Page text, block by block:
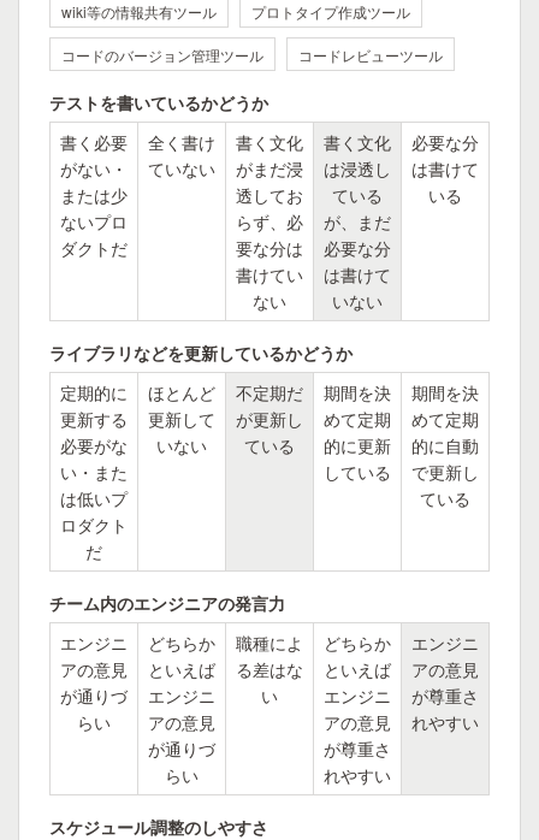
wiki等の情報共有ツール プロトタイプ作成ツール
コードのバージョン管理ツール コードレビューツール
テストを書いているかどうか
書く必要
がない・
または少
ないプロ
ダクトだ
全く書け
ていない
書く文化
がまだ浸
透してお
らず、必
要な分は
書けてい
ない
書く文化
は浸透し
ている
が、まだ
必要な分
は書けて
いない
必要な分
は書けて
いる
ライブラリなどを更新しているかどうか
定期的に
更新する
必要がな
い・また
は低いプ
ロダクト
だ
ほとんど
更新して
いない
不定期だ
が更新し
ている
期間を決
めて定期
的に更新
している
期間を決
めて定期
的に自動
で更新し
ている
チーム内のエンジニアの発言力
エンジニ
アの意見
が通りづ
らい
どちらか
といえば
エンジニ
アの意見
が通りづ
らい
職種によ
る差はな
い
どちらか
といえば
エンジニ
アの意見
が尊重さ
れやすい
エンジニ
アの意見
が尊重さ
れやすい
スケジュール調整のしやすさ